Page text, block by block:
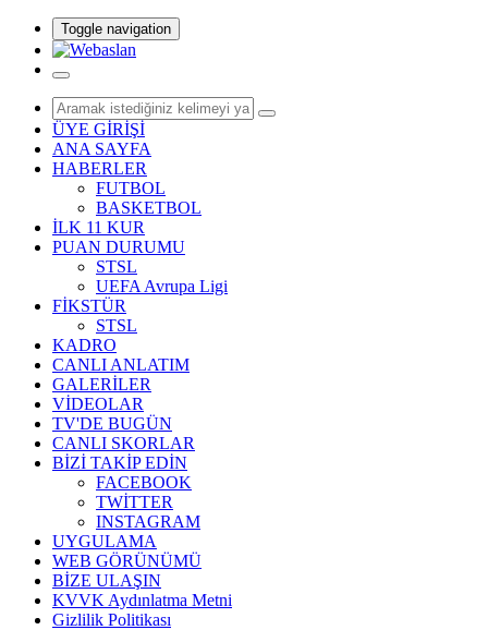
Toggle navigation
ÜYE GİRİŞİ
ANA SAYFA
HABERLER
FUTBOL
BASKETBOL
İLK 11 KUR
PUAN DURUMU
STSL
UEFA Avrupa Ligi
FİKSTÜR
STSL
KADRO
CANLI ANLATIM
GALERİLER
VİDEOLAR
TV'DE BUGÜN
CANLI SKORLAR
BİZİ TAKİP EDİN
FACEBOOK
TWİTTER
INSTAGRAM
UYGULAMA
WEB GÖRÜNÜMÜ
BİZE ULAŞIN
KVVK Aydınlatma Metni
Gizlilik Politikası